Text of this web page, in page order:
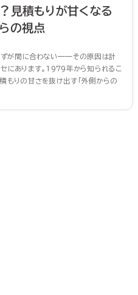
見積もりが甘くなる
の視点
はずが間に合わない——その原因は計
にあります。1979年から知られるこ
もりの甘さを抜け出す「外側からの